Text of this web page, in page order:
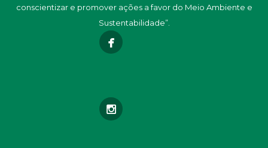
conscientizar e promover ações a favor do Meio Ambiente e
Sustentabilidade”.